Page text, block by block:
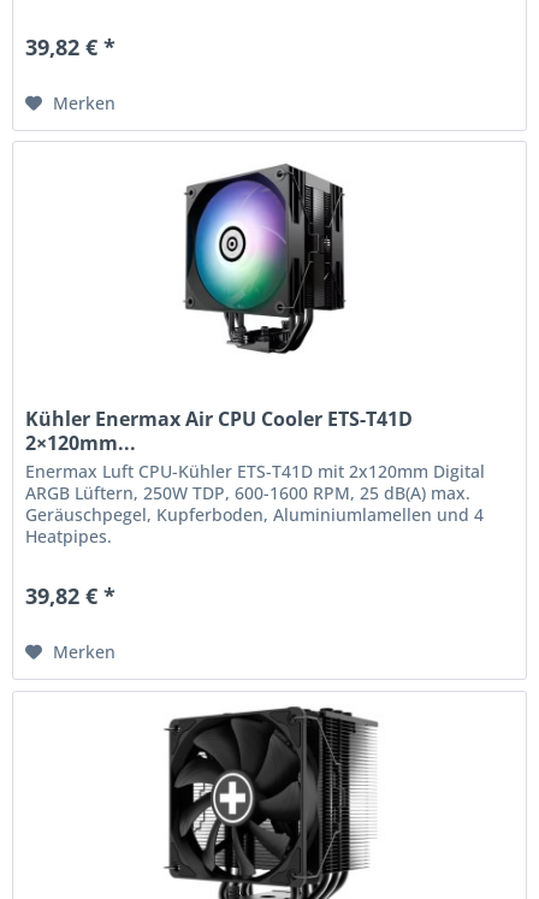
39,82 € *
Merken
Kühler Enermax Air CPU Cooler ETS-T41D
2×120mm...
Enermax Luft CPU-Kühler ETS-T41D mit 2x120mm Digital
ARGB Lüftern, 250W TDP, 600-1600 RPM, 25 dB(A) max.
Geräuschpegel, Kupferboden, Aluminiumlamellen und 4
Heatpipes.
39,82 € *
Merken